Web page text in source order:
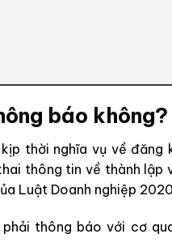
báo không?
thời nghĩa vụ về đăng
thông tin về thành lập
Luật Doanh nghiệp
thông báo với cơ